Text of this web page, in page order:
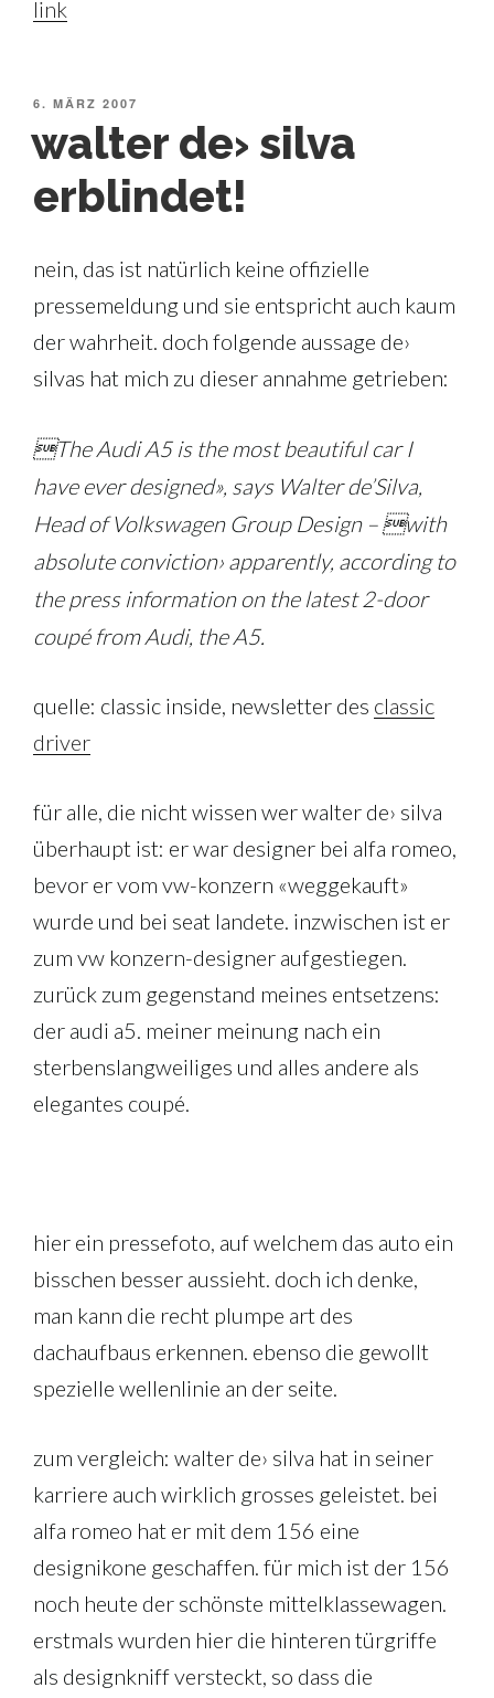
link
VERÖFFENTLICHT
6. MÄRZ 2007
walter de› silva
erblindet!
nein, das ist natürlich keine offizielle
pressemeldung und sie entspricht auch kaum
der wahrheit. doch folgende aussage de›
silvas hat mich zu dieser annahme getrieben:
The Audi A5 is the most beautiful car I
have ever designed», says Walter de’Silva,
Head of Volkswagen Group Design – with
absolute conviction› apparently, according to
the press information on the latest 2-door
coupé from Audi, the A5.
quelle: classic inside, newsletter des classic
driver
für alle, die nicht wissen wer walter de› silva
überhaupt ist: er war designer bei alfa romeo,
bevor er vom vw-konzern «weggekauft»
wurde und bei seat landete. inzwischen ist er
zum vw konzern-designer aufgestiegen.
zurück zum gegenstand meines entsetzens:
der audi a5. meiner meinung nach ein
sterbenslangweiliges und alles andere als
elegantes coupé.
hier ein pressefoto, auf welchem das auto ein
bisschen besser aussieht. doch ich denke,
man kann die recht plumpe art des
dachaufbaus erkennen. ebenso die gewollt
spezielle wellenlinie an der seite.
zum vergleich: walter de› silva hat in seiner
karriere auch wirklich grosses geleistet. bei
alfa romeo hat er mit dem 156 eine
designikone geschaffen. für mich ist der 156
noch heute der schönste mittelklassewagen.
erstmals wurden hier die hinteren türgriffe
als designkniff versteckt, so dass die